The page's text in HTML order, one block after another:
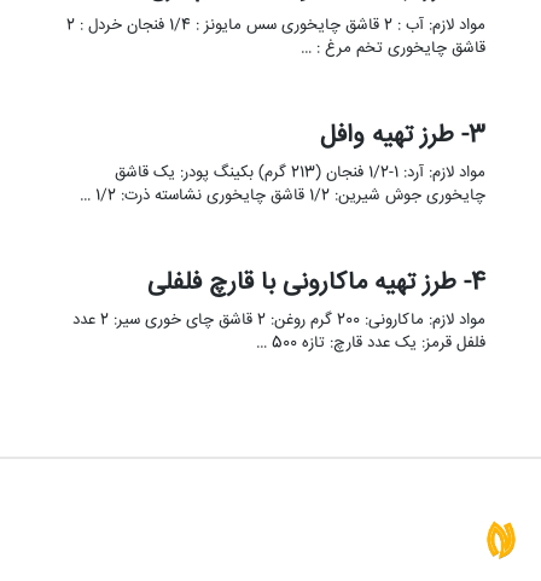
مواد لازم: آب : 2 قاشق چایخوری سس مایونز : 1/4 فنجان خردل : 2
قاشق چایخوری تخم مرغ : …
3- طرز تهیه وافل
مواد لازم: آرد: 1-1/2 فنجان (213 گرم) بکینگ پودر: یک قاشق
چایخوری جوش شیرین: 1/2 قاشق چایخوری نشاسته ذرت: 1/2 …
4- طرز تهیه ماکارونی با قارچ فلفلی
مواد لازم: ماکارونی: 200 گرم روغن: 2 قاشق چای خوری سیر: 2 عدد
فلفل قرمز: یک عدد قارچ: تازه 500 …